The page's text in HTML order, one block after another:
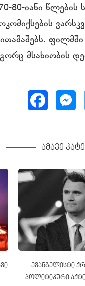
80-იანი წლების
მსახიობის
ამავე
ევანგელისტი
პოლიტიკური